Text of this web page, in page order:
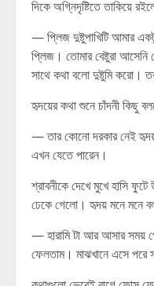
দিকে অগ্নিদৃষ্টিতে তাকিয়ে
— প্লিজ দুষ্টুপাখিটি আমার
প্লিজ। তোমার বেষ্টুরা
সাথে কথা বলো দুষ্টুমি করো।
হৃদয়ের কথা শুনে চাঁদনী কিছু
— তার কোনো দরকার নেই
এখন যেতে পারেন।
শ্রাবনীকে দেখে মুখে হাসি
ঢেকে গেলো। হৃদয় মনে মনে
— হারামি টা আর আসার সময়
ফেলতাম। মাঝখানে এসে